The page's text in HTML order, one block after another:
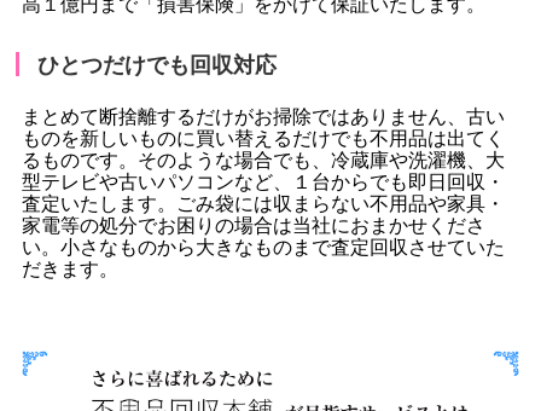
高１億円まで「損害保険」をかけて保証いたします。
ひとつだけでも回収対応
まとめて断捨離するだけがお掃除ではありません、古い
ものを新しいものに買い替えるだけでも不用品は出てく
るものです。そのような場合でも、冷蔵庫や洗濯機、大
型テレビや古いパソコンなど、１台からでも即日回収・
査定いたします。ごみ袋には収まらない不用品や家具・
家電等の処分でお困りの場合は当社におまかせくださ
い。小さなものから大きなものまで査定回収させていた
だきます。